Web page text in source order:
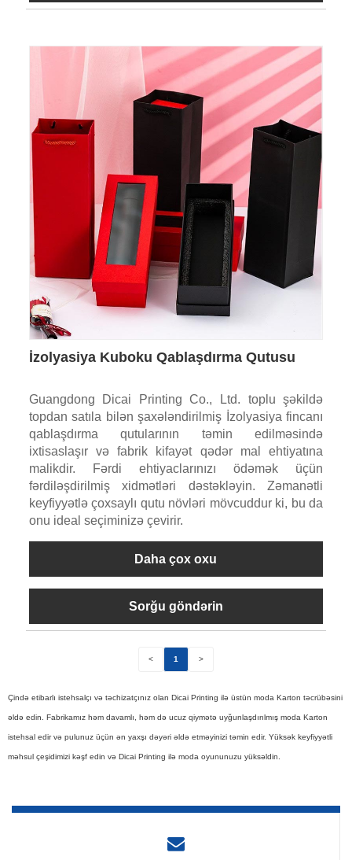
İzolyasiya Kuboku Qablaşdırma Qutusu
Guangdong Dicai Printing Co., Ltd. toplu şəkildə
topdan satıla bilən şaxələndirilmiş İzolyasiya fincanı
qablaşdırma qutularının təmin edilməsində
ixtisaslaşır və fabrik kifayət qədər mal ehtiyatına
malikdir. Fərdi ehtiyaclarınızı ödəmək üçün
fərdiləşdirilmiş xidmətləri dəstəkləyin. Zəmanətli
keyfiyyətlə çoxsaylı qutu növləri mövcuddur ki, bu da
onu ideal seçiminizə çevirir.
Daha çox oxu
Sorğu göndərin
< 1 >
Çində etibarlı istehsalçı və təchizatçınız olan Dicai Printing ilə üstün moda Karton təcrübəsini
əldə edin. Fabrikamız həm davamlı, həm də ucuz qiymətə uyğunlaşdırılmış moda Karton
istehsal edir və pulunuz üçün ən yaxşı dəyəri əldə etməyinizi təmin edir. Yüksək keyfiyyətli
məhsul çeşidimizi kəşf edin və Dicai Printing ilə moda oyununuzu yüksəldin.